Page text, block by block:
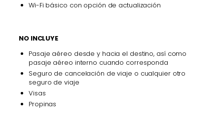
Wi-Fi básico con opción de actualización
NO INCLUYE
Pasaje aéreo desde y hacia el destino, así como
pasaje aéreo interno cuando corresponda
Seguro de cancelación de viaje o cualquier otro
seguro de viaje
Visas
Propinas